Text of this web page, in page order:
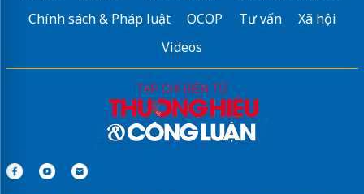
Chính sách & Pháp luật
OCOP Tư vấn
Xã hội
Videos